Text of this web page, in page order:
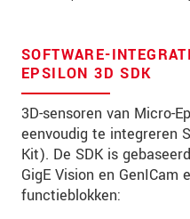
SOFTWARE-
EPSILON 3D SDK
3D-sensoren van Micro-
eenvoudig te integreren
Kit). De SDK is
GigE Vision en GenICam
functieblokken:
Plaats*
Land*
Telefoon
E-mail*